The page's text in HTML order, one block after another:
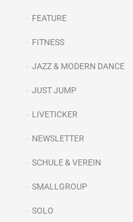
FEATURE
FITNESS
JAZZ & MODERN DANCE
JUST JUMP
LIVETICKER
NEWSLETTER
SCHULE & VEREIN
SMALLGROUP
SOLO